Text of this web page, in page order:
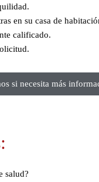
en su casa de
calificado.
si necesita más
salud?